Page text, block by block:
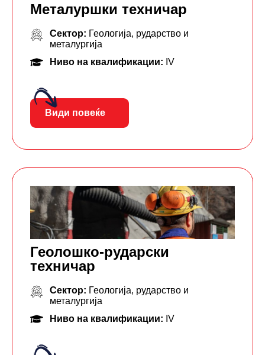
Металуршки техничар
Сектор: Геологија, рударство и
металургија
Ниво на квалификации: IV
Види повеќе
Геолошко-рударски
техничар
Сектор: Геологија, рударство и
металургија
Ниво на квалификации: IV